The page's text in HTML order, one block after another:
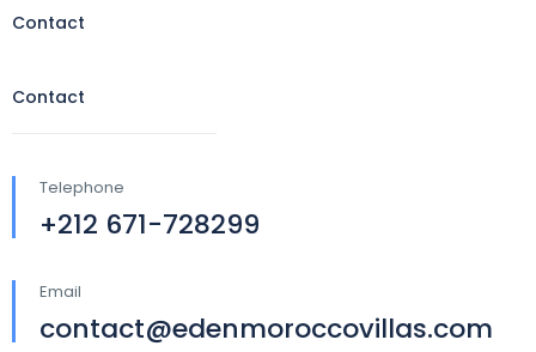
Contact
Contact
Telephone
+212 671-728299
Email
contact@edenmoroccovillas.com